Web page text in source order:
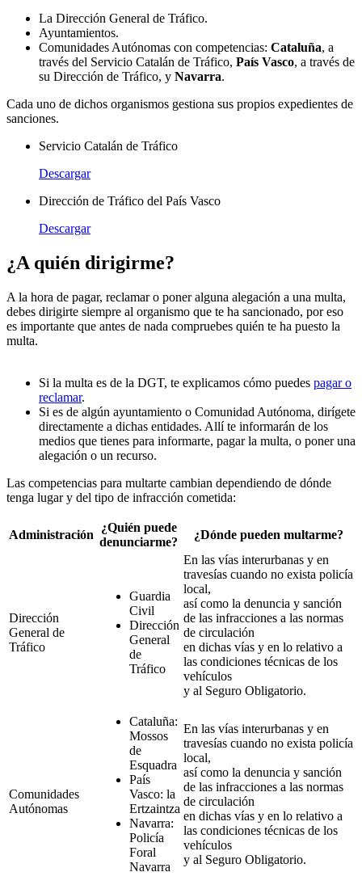
La Dirección General de Tráfico.
Ayuntamientos.
Comunidades Autónomas con competencias: Cataluña, a
través del Servicio Catalán de Tráfico, País Vasco, a través de
su Dirección de Tráfico, y Navarra.
Cada uno de dichos organismos gestiona sus propios expedientes de
sanciones.
Servicio Catalán de Tráfico
Descargar
Dirección de Tráfico del País Vasco
Descargar
¿A quién dirigirme?
A la hora de pagar, reclamar o poner alguna alegación a una multa,
debes dirigirte siempre al organismo que te ha sancionado, por eso
es importante que antes de nada compruebes quién te ha puesto la
multa.
Si la multa es de la DGT, te explicamos cómo puedes pagar o
reclamar.
Si es de algún ayuntamiento o Comunidad Autónoma, dirígete
directamente a dichas entidades. Allí te informarán de los
medios que tienes para informarte, pagar la multa, o poner una
alegación o un recurso.
Las competencias para multarte cambian dependiendo de dónde
tenga lugar y del tipo de infracción cometida:
Administración
¿Quién puede
denunciarme?
¿Dónde pueden multarme?
Dirección
General de
Tráfico
Guardia
Civil
Dirección
General
de
Tráfico
En las vías interurbanas y en
travesías cuando no exista policía
local,
así como la denuncia y sanción
de las infracciones a las normas
de circulación
en dichas vías y en lo relativo a
las condiciones técnicas de los
vehículos
y al Seguro Obligatorio.
Comunidades
Autónomas
Cataluña:
Mossos
de
Esquadra
País
Vasco: la
Ertzaintza
Navarra:
Policía
Foral
Navarra
En las vías interurbanas y en
travesías cuando no exista policía
local,
así como la denuncia y sanción
de las infracciones a las normas
de circulación
en dichas vías y en lo relativo a
las condiciones técnicas de los
vehículos
y al Seguro Obligatorio.